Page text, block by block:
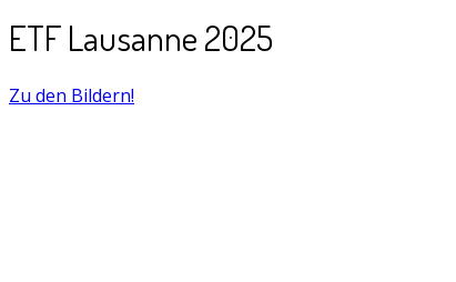
ETF Lausanne 2025
Zu den Bildern!